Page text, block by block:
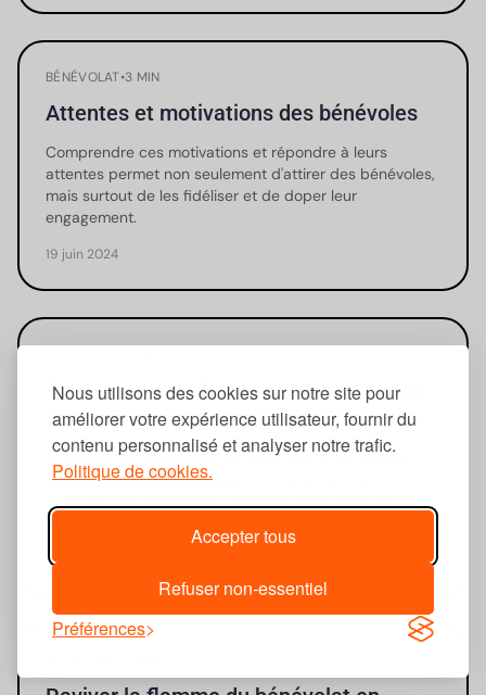
Nous utilisons des cookies sur notre site pour
améliorer votre expérience utilisateur, fournir du
contenu personnalisé et analyser notre trafic.
Politique de cookies.
Accepter tous
Refuser non-essentiel
Préférences
BÉNÉVOLAT•3 MIN
Attentes et motivations des bénévoles
Comprendre ces motivations et répondre à leurs
attentes permet non seulement d'attirer des bénévoles,
mais surtout de les fidéliser et de doper leur
engagement.
19 juin 2024
Étapes essentielles d'un programme de
bénévoles réussi pour vos événements
Organiser un événement, qu'il soit sportif ou culturel,
repose souvent sur l'engagement de bénévoles
dévoués. Ces personnes, motivées par le désir de
19 juin 2024